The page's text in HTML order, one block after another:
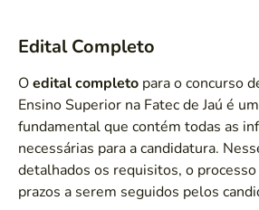
Edital Completo
Oedital completo para o concurso
Ensino Superior na Fatec de Jaú é
fundamental que contém todas as
necessárias para a candidatura.
detalhados os requisitos, o
prazos a serem seguidos pelos